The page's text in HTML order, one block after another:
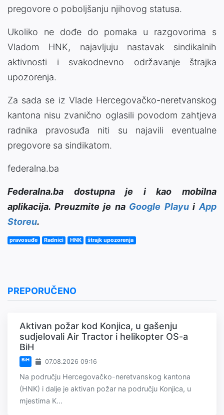
pregovore o poboljšanju njihovog statusa.
Ukoliko ne dođe do pomaka u razgovorima s
Vladom HNK, najavljuju nastavak sindikalnih
aktivnosti i svakodnevno održavanje štrajka
upozorenja.
Za sada se iz Vlade Hercegovačko-neretvanskog
kantona nisu zvanično oglasili povodom zahtjeva
radnika pravosuđa niti su najavili eventualne
pregovore sa sindikatom.
federalna.ba
Federalna.ba dostupna je i kao mobilna
aplikacija. Preuzmite je na Google PlayuiApp
Storeu.
pravosuđe Radnici HNK štrajk upozorenja
PREPORUČENO
Aktivan požar kod Konjica, u gašenju
sudjelovali Air Tractor i helikopter OS-a
BiH
BiH 07.08.2026 09:16
Na području Hercegovačko-neretvanskog kantona
(HNK) i dalje je aktivan požar na području Konjica, u
mjestima K...